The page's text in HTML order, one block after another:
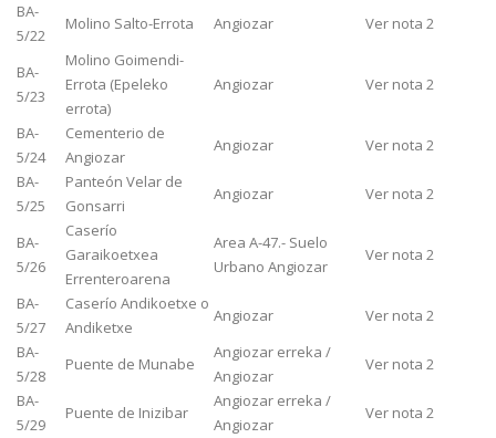
BA-
5/22
Molino Salto-Errota Angiozar Ver nota 2
BA-
5/23
Molino Goimendi-
Errota (Epeleko
errota)
Angiozar Ver nota 2
BA-
5/24
Cementerio de
Angiozar
Angiozar
Ver nota 2
BA-
5/25
Panteón Velar de
Gonsarri
Angiozar Ver nota 2
BA-
5/26
Caserío
Garaikoetxea
Errenteroarena
Area A-47.- Suelo
Urbano Angiozar
Ver nota 2
BA-
5/27
Caserío Andikoetxe o
Andiketxe
Angiozar
Ver nota 2
BA-
5/28
Puente de Munabe
Angiozar erreka /
Angiozar
Ver nota 2
BA-
5/29
Puente de Inizibar
Angiozar erreka /
Angiozar
Ver nota 2